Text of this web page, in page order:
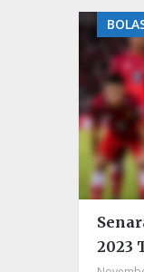
2023